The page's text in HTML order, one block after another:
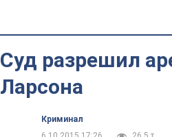
Суд разрешил
Ларсона
Криминал